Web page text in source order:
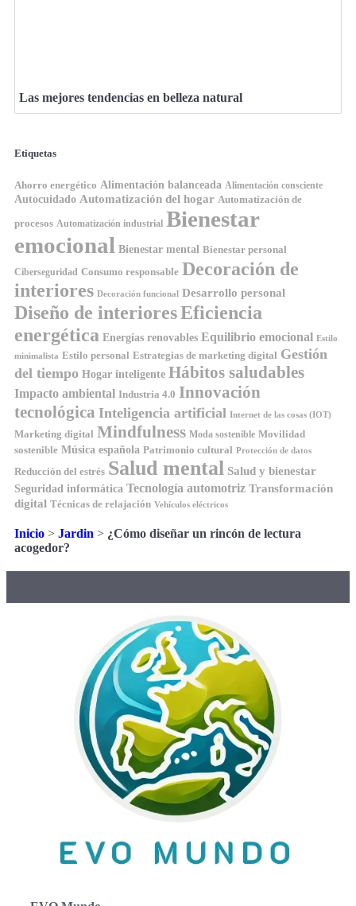
Las mejores tendencias en belleza natural
Etiquetas
Ahorro energético Alimentación balanceada Alimentación consciente
Autocuidado Automatización del hogar Automatización de
procesos Automatización industrial Bienestar
emocional Bienestar mental Bienestar personal
Ciberseguridad Consumo responsable Decoración de
interiores Decoración funcional Desarrollo personal
Diseño de interioresEficiencia
energética Energías renovables Equilibrio emocional Estilo
minimalista Estilo personal Estrategias de marketing digital Gestión
del tiempo Hogar inteligente Hábitos saludables
Impacto ambiental Industria 4.0 Innovación
tecnológica Inteligencia artificial Internet de las cosas (IOT)
Marketing digital Mindfulness Moda sostenible Movilidad
sostenible Música española Patrimonio cultural Protección de datos
Reducción del estrés Salud mental Salud y bienestar
Seguridad informática Tecnología automotriz Transformación
digital Técnicas de relajación Vehículos eléctricos
Inicio > Jardin > ¿Cómo diseñar un rincón de lectura
acogedor?